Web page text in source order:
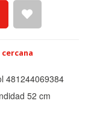
481244069384
52 cm